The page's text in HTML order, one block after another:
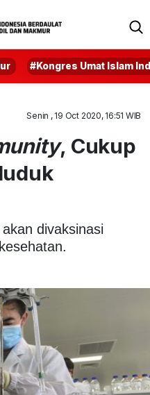
#Kongres Umat Islam
Senin , 19 Oct 2020, 16:51 WIB
, Cukup
divaksinasi